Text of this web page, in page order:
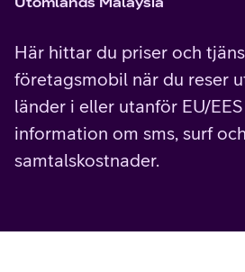
Här hittar du priser och
företagsmobil när du reser
länder i eller utanför EU/
information om sms, surf och
samtalskostnader.